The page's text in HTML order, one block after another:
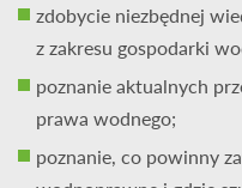
zdobycie niezbędnej
z zakresu gospodarki
poznanie aktualnych
prawa wodnego;
poznanie, co powinny